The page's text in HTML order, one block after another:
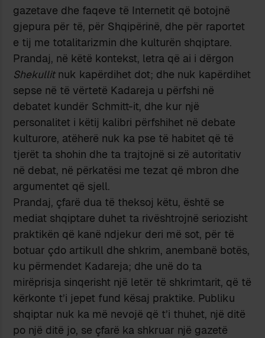
gazetave dhe faqeve të Internetit që botojnë
gjepura për të, për Shqipërinë, dhe për raportet
e tij me totalitarizmin dhe kulturën shqiptare.
Prandaj, në këtë kontekst, letra që ai i dërgon
Shekullitnuk kapërdihet dot; dhe nuk kapërdihet
sepse në të vërtetë Kadareja u përfshi në
debatet kundër Schmitt-it, dhe kur një
personalitet i këtij kalibri përfshihet në debate
kulturore, atëherë nuk ka pse të habitet që të
tjerët ta shohin dhe ta trajtojnë si zë autoritativ
në debat, në përkatësi me tezat që mbron dhe
argumentet që sjell.
Prandaj, çfarë dua të theksoj këtu, është se
mediat shqiptare duhet ta rivështrojnë seriozisht
praktikën që kanë ndjekur deri më sot, për të
botuar çdo artikull dhe shkrim, anembanë botës,
ku përmendet Kadareja; dhe unë do ta
mirëprisja sinqerisht një letër të shkrimtarit, që të
kërkonte t’i jepet fund kësaj praktike. Publiku
shqiptar nuk ka më nevojë që t’i thuhet, një ditë
po një ditë jo, se çfarë ka shkruar një gazetë